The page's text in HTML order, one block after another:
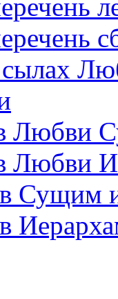
Любви
Любви
Сущим